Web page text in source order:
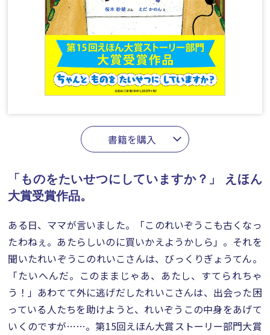
書籍を購入
「ものをたいせつにしていますか？」
えほん
大賞受賞作品。
ある日、ママが言いました。「このれいぞうこも古くなっ
たわねぇ。あたらしいのに買いかえようかしら」。それを
聞いたれいぞうこのれいこさんは、びっくりぎょうてん。
「たいへんだ。このままじゃあ、あたし、すてられちゃ
う！」あわてて外に逃げだしたれいこさんは、出会った困
っている人たちを助けようと、れいぞうこの中身をあげて
いくのですが……。第15回えほん大賞ストーリー部門大賞